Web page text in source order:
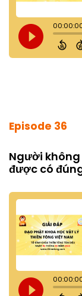
Episode 36
Người
được có